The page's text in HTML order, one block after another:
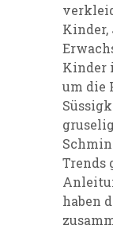
Kinder,
Kinder
um die
Trends
haben